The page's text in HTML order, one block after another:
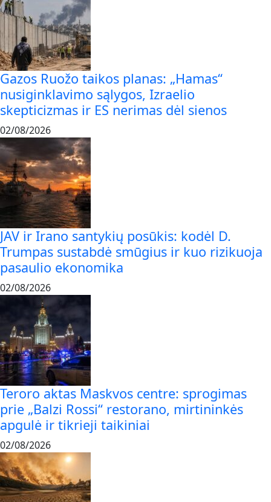
Gazos Ruožo taikos planas: „Hamas“
nusiginklavimo sąlygos, Izraelio
skepticizmas ir ES nerimas dėl sienos
02/08/2026
JAV ir Irano santykių posūkis: kodėl D.
Trumpas sustabdė smūgius ir kuo rizikuoja
pasaulio ekonomika
02/08/2026
Teroro aktas Maskvos centre: sprogimas
prie „Balzi Rossi“ restorano, mirtininkės
apgulė ir tikrieji taikiniai
02/08/2026